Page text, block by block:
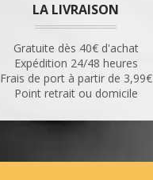
LA LIVRAISON
Gratuite dès 40€ d'achat
Expédition 24/48 heures
Frais de port à partir de 3,99€
Point retrait ou domicile